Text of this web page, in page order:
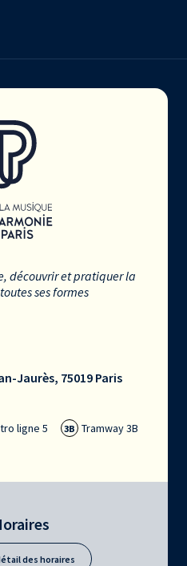
découvrir et pratiquer la
ses formes
Jaurès, 75019 Paris
ligne 5 3B Tramway 3B
des horaires